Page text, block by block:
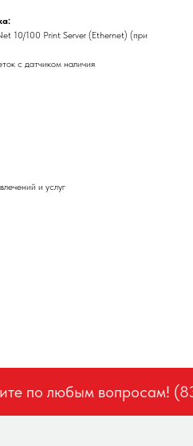
10/100 Print Server (Ethernet) (при
с датчиком наличия
и услуг
по любым вопросам!